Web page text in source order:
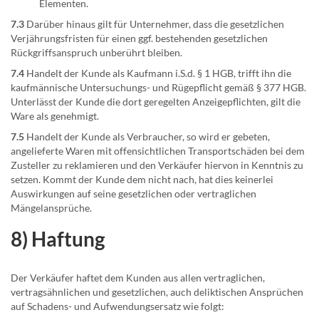
Elementen.
7.3 Darüber hinaus gilt für Unternehmer, dass die gesetzlichen
Verjährungsfristen für einen ggf. bestehenden gesetzlichen
Rückgriffsanspruch unberührt bleiben.
7.4 Handelt der Kunde als Kaufmann i.S.d. § 1 HGB, trifft ihn die
kaufmännische Untersuchungs- und Rügepflicht gemäß § 377 HGB.
Unterlässt der Kunde die dort geregelten Anzeigepflichten, gilt die
Ware als genehmigt.
7.5 Handelt der Kunde als Verbraucher, so wird er gebeten,
angelieferte Waren mit offensichtlichen Transportschäden bei dem
Zusteller zu reklamieren und den Verkäufer hiervon in Kenntnis zu
setzen. Kommt der Kunde dem nicht nach, hat dies keinerlei
Auswirkungen auf seine gesetzlichen oder vertraglichen
Mängelansprüche.
8) Haftung
Der Verkäufer haftet dem Kunden aus allen vertraglichen,
vertragsähnlichen und gesetzlichen, auch deliktischen Ansprüchen
auf Schadens- und Aufwendungsersatz wie folgt: